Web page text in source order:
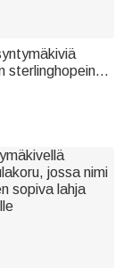
sterlinghopeinen
tai
tai naiselle